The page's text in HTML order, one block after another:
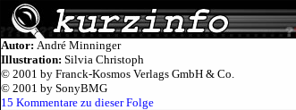
Autor: André Minninger
Illustration: Silvia Christoph
© 2001 by Franck-Kosmos Verlags GmbH & Co.
© 2001 by SonyBMG
15 Kommentare zu dieser Folge